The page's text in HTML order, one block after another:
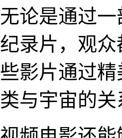
无论是通过
录片，观
影片通过
与宇宙的